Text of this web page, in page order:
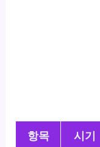
항목 시기